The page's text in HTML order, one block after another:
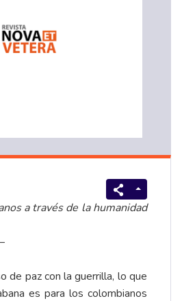
a través de la humanidad
de paz con la guerrilla, lo que
es para los colombianos